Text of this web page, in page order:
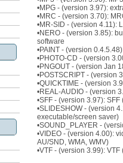
•MPG - (version 3.97):
•MRC - (version 3.70):
•MR-SID - (version 4.11):
•NERO - (version 3.85):
software
•PAINT - (version
•PHOTO-CD - (version
•PNGOUT - (version Jan
•POSTSCRIPT - (version
•QUICKTIME - (version
•REAL-AUDIO - (version
•SFF - (version 3.97):
•SLIDESHOW - (version
executable/screen saver)
•SOUND_PLAYER -
•VIDEO - (version 4.00):
AU/SND, WMA, WMV)
•VTF - (version 3.99):